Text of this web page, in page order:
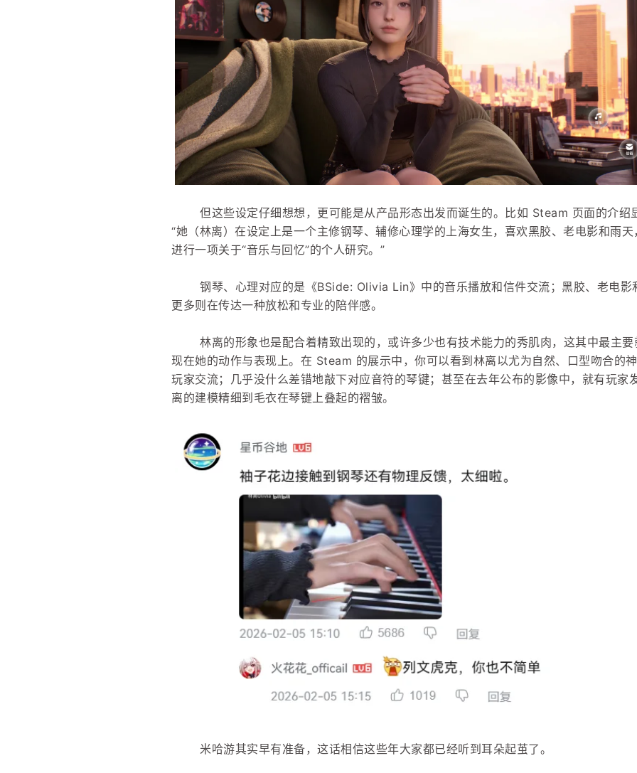
但这些设定仔细想想，更可能是从产品形态出发而诞生的。比如 Steam 页面的介绍
“她（林离）在设定上是一个主修钢琴、辅修心理学的上海女生，喜欢黑胶、老电影和雨天
进行一项关于“音乐与回忆”的个人研究。”
钢琴、心理对应的是《BSide: Olivia Lin》中的音乐播放和信件交流；黑胶、老电影
更多则在传达一种放松和专业的陪伴感。
林离的形象也是配合着精致出现的，或许多少也有技术能力的秀肌肉，这其中最主要
现在她的动作与表现上。在 Steam 的展示中，你可以看到林离以尤为自然、口型吻合的
玩家交流；几乎没什么差错地敲下对应音符的琴键；甚至在去年公布的影像中，就有玩家
离的建模精细到毛衣在琴键上叠起的褶皱。
米哈游其实早有准备，这话相信这些年大家都已经听到耳朵起茧了。